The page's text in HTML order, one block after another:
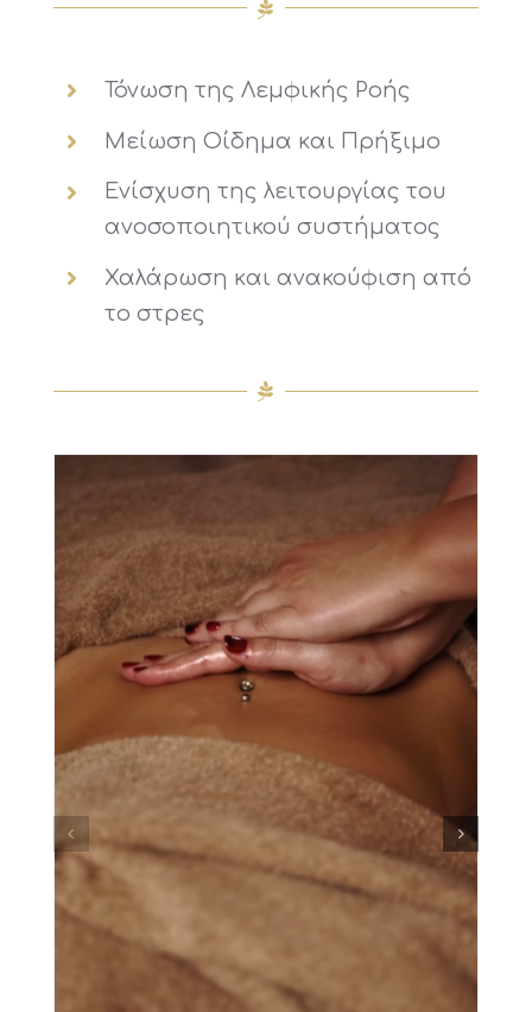
Τόνωση της Λεμφικής Ροής
Μείωση Οίδημα και Πρήξιμο
Ενίσχυση της λειτουργίας του
ανοσοποιητικού συστήματος
Χαλάρωση και ανακούφιση από
το στρες